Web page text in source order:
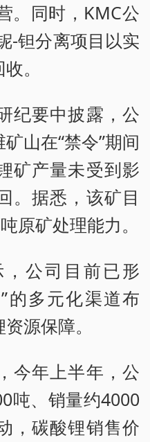
。同时，KMC公
-钽分离项目以实
。
要中披露，公
山在“禁令”期间
矿产量未受到影
。据悉，该矿目
原矿处理能力。
公司目前已形
的多元化渠道布
源保障。
年上半年，公
吨、销量约4000
，碳酸锂销售价